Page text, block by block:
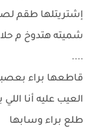
إشتريتلها طقم
شميته هتدوخ م
....
قاطعها براء
العيب عليه أنا
طلع براء وسابها